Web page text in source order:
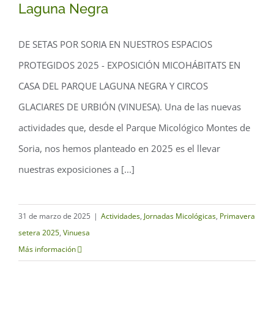
Espacios Protegidos 2025:
Laguna Negra
DE SETAS POR SORIA EN NUESTROS ESPACIOS
PROTEGIDOS 2025 - EXPOSICIÓN MICOHÁBITATS EN
CASA DEL PARQUE LAGUNA NEGRA Y CIRCOS
GLACIARES DE URBIÓN (VINUESA). Una de las nuevas
actividades que, desde el Parque Micológico Montes de
Soria, nos hemos planteado en 2025 es el llevar
nuestras exposiciones a [...]
31 de marzo de 2025 | Actividades, Jornadas Micológicas, Primavera
setera 2025, Vinuesa
Más información